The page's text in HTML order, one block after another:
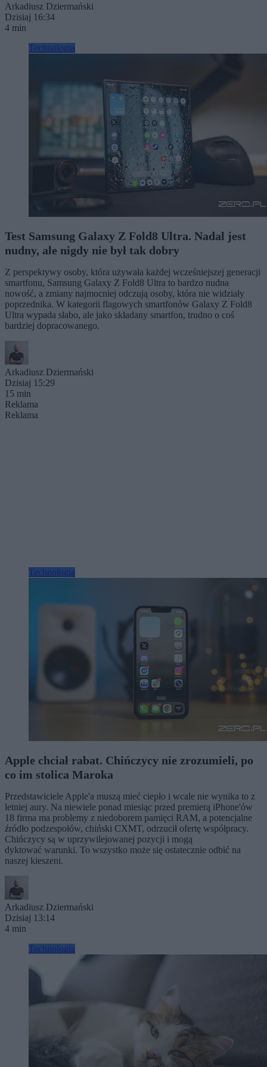
Arkadiusz Dziermański
Dzisiaj 16:34
4 min
Technologia
Test Samsung Galaxy Z Fold8 Ultra. Nadal jest
nudny, ale nigdy nie był tak dobry
Z perspektywy osoby, która używała każdej wcześniejszej generacji
smartfonu, Samsung Galaxy Z Fold8 Ultra to bardzo nudna
nowość, a zmiany najmocniej odczują osoby, która nie widziały
poprzednika. W kategorii flagowych smartfonów Galaxy Z Fold8
Ultra wypada słabo, ale jako składany smartfon, trudno o coś
bardziej dopracowanego.
Arkadiusz Dziermański
Dzisiaj 15:29
15 min
Reklama
Reklama
Technologia
Apple chciał rabat. Chińczycy nie zrozumieli, po
co im stolica Maroka
Przedstawiciele Apple'a muszą mieć ciepło i wcale nie wynika to z
letniej aury. Na niewiele ponad miesiąc przed premierą iPhone'ów
18 firma ma problemy z niedoborem pamięci RAM, a potencjalne
źródło podzespołów, chiński CXMT, odrzucił ofertę współpracy.
Chińczycy są w uprzywilejowanej pozycji i mogą
dyktować warunki. To wszystko może się ostatecznie odbić na
naszej kieszeni.
Arkadiusz Dziermański
Dzisiaj 13:14
4 min
Technologia